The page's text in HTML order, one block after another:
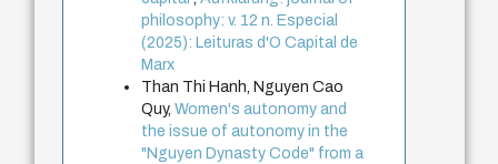
philosophy: v. 12 n. Especial
(2025): Leituras d'O Capital de
Marx
Than Thi Hanh, Nguyen Cao
Quy,Women's autonomy and
the issue of autonomy in the
"Nguyen Dynasty Code" from a